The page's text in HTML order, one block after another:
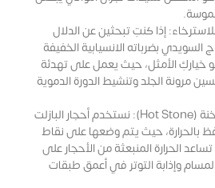
إذا كنتِ تبحثين عن الدلال
السويدي بضرباته الانسيابية الخفيفة
خياركِ الأمثل، حيث يعمل على تهدئة
مرونة الجلد وتنشيط الدورة الدموية
مساج الأحجار الساخنة (Hot Stone): نستخدم أحجار البازلت
بالحرارة، حيث يتم وضعها على نقاط
الحرارة المنبعثة من الأحجار على
وإذابة التوتر في أعمق طبقات